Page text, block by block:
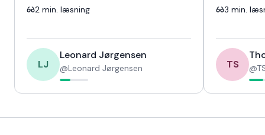
skinnet, · kunne ikke længere banke i
2 min. læsning
LJ
Leonard Jørgensen
@Leonard Jørgensen
sang for
3 min.
TS @